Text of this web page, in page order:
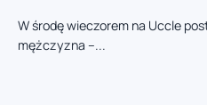
W środę wieczorem na Uccle
mężczyzna –...